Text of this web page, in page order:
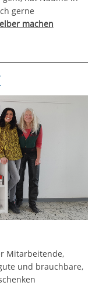
gerne
machen
Mitarbeitende,
und brauchbare,